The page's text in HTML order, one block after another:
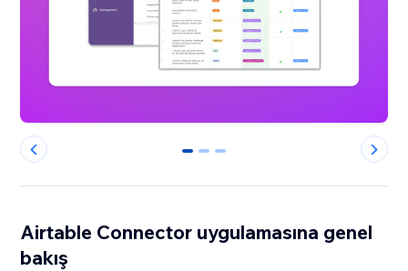
0 1 2
Airtable Connector uygulamasına genel
bakış